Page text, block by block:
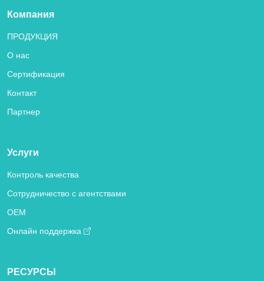
Компания
ПРОДУКЦИЯ
О нас
Сертификация
Контакт
Партнер
Услуги
Контроль качества
Сотрудничество с агентствами
OEM
Онлайн поддержка
РЕСУРСЫ